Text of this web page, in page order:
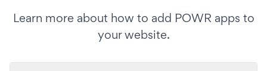
Learn more about how to add POWR apps to
your website.